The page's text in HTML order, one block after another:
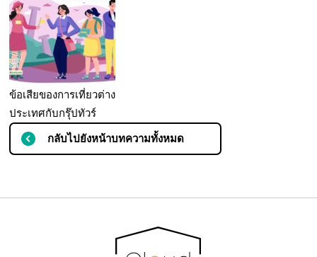
ข้อเสียของการเที่ยวต่าง
ประเทศกับกรุ๊ปทัวร์
กลับไปยังหน้าบทความทั้งหมด